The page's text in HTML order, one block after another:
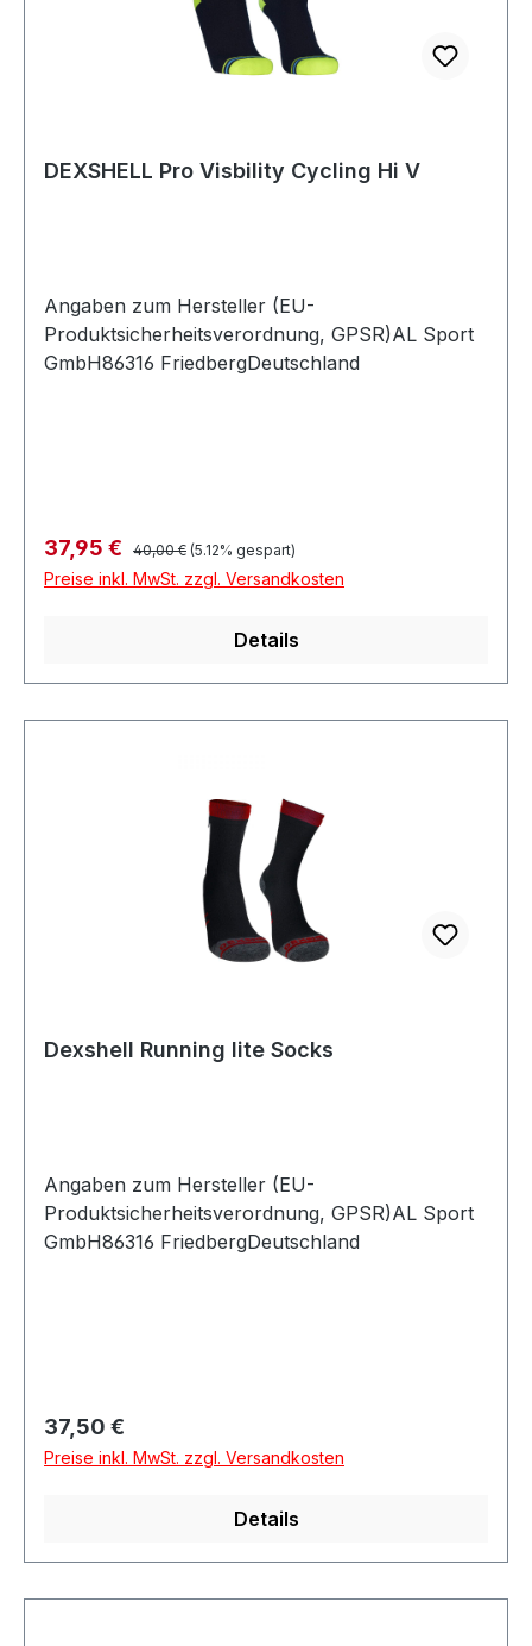
DEXSHELL Pro Visbility Cycling Hi V
Angaben zum Hersteller (EU-
Produktsicherheitsverordnung, GPSR)AL Sport
GmbH86316 FriedbergDeutschland
Verkaufspreis:
37,95 € Regulärer Preis:
40,00 € (5.12% gespart)
Preise inkl. MwSt. zzgl. Versandkosten
Details
Dexshell Running lite Socks
Angaben zum Hersteller (EU-
Produktsicherheitsverordnung, GPSR)AL Sport
GmbH86316 FriedbergDeutschland
Regulärer Preis:
37,50 €
Preise inkl. MwSt. zzgl. Versandkosten
Details